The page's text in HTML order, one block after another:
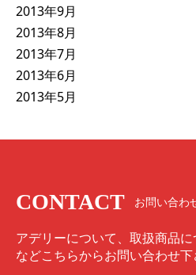
2013年9月
2013年8月
2013年7月
2013年6月
2013年5月
CONTACT お問い合わ
アデリーについて、取扱商品
などこちらからお問い合わせ下